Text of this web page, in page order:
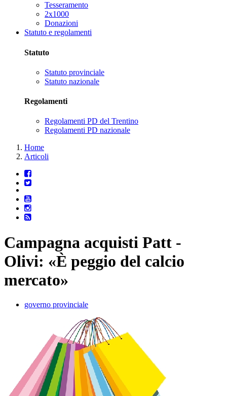
Tesseramento
2x1000
Donazioni
Statuto e regolamenti
Statuto
Statuto provinciale
Statuto nazionale
Regolamenti
Regolamenti PD del Trentino
Regolamenti PD nazionale
Home
Articoli
Campagna acquisti Patt -
Olivi: «È peggio del calcio
mercato»
governo provinciale